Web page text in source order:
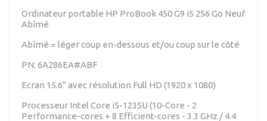
Ordinateur portable HP ProBook 450 G9 i5 256 Go Neuf
Abîmé
Abîmé = léger coup en-dessous et/ou coup sur le côté
PN: 6A286EA#ABF
Ecran 15.6" avec résolution Full HD (1920 x 1080)
Processeur Intel Core i5-1235U (10-Core - 2
Performance-cores + 8 Efficient-cores - 3.3 GHz / 4.4